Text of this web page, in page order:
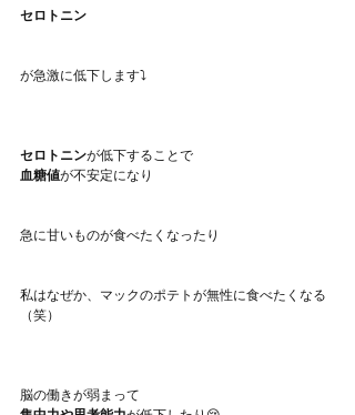
セロトニン
が急激に低下します⤵️
セロトニンが低下することで
血糖値が不安定になり
急に甘いものが食べたくなったり
私はなぜか、マックのポテトが無性に食べたくなる
（笑）
脳の働きが弱まって